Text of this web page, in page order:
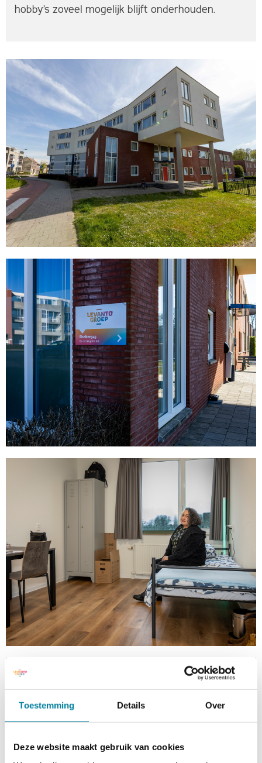
Toestemming Details Over
Deze website maakt gebruik van cookies
hobby’s zoveel mogelijk blijft onderhouden.​